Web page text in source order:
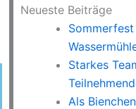
Neueste Beiträge
Starkes
Als